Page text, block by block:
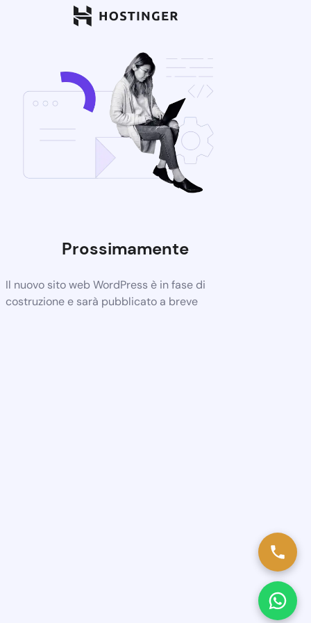
Prossimamente
Il nuovo sito web WordPress è in fase di
costruzione e sarà pubblicato a breve